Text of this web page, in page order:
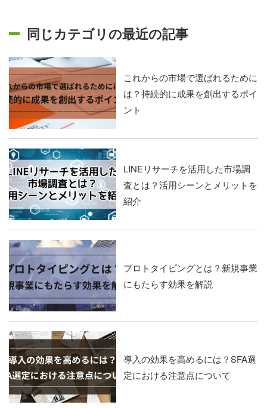
同じカテゴリの最近の記事
これからの市場で選ばれるために
は？持続的に成果を創出するポイ
ント
LINEリサーチを活用した市場調
査とは？活用シーンとメリットを
紹介
プロトタイピングとは？新規事業
にもたらす効果を解説
導入の効果を高めるには？SFA選
定における注意点について